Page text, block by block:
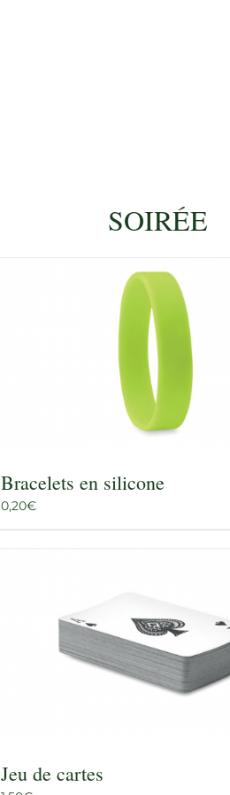
SOIRÉE
Bracelets en silicone
0,20€
Jeu de cartes